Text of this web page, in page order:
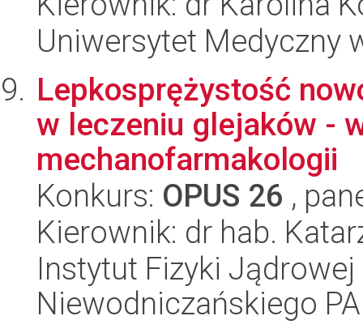
Uniwersytet Medyczny
Lepkosprężystość
w leczeniu glejaków -
mechanofarmakologii
Konkurs: OPUS 26 ,
Kierownik: dr hab.
Instytut Fizyki
Niewodniczańskiego